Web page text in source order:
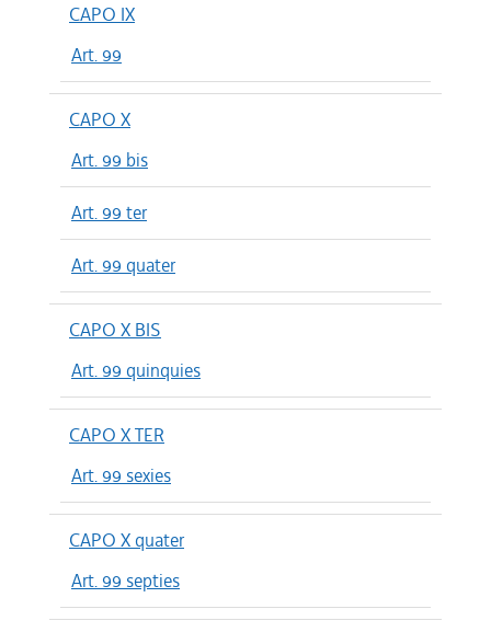
CAPO IX
Art. 99
CAPO X
Art. 99 bis
Art. 99 ter
Art. 99 quater
CAPO X BIS
Art. 99 quinquies
CAPO X TER
Art. 99 sexies
CAPO X quater
Art. 99 septies